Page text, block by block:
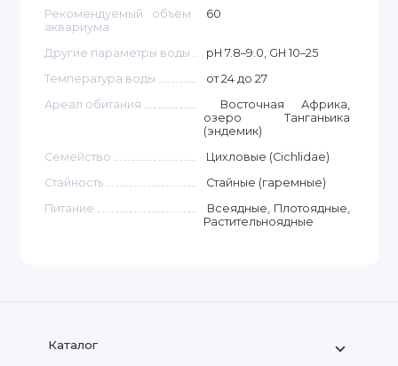
Рекомендуемый объём
аквариума
60
Другие параметры воды
pH 7.8–9.0, GH 10–25
Температура воды
от 24 до 27
Ареал обитания
Восточная Африка,
озеро Танганьика
(эндемик)
Семейство
Цихловые (Cichlidae)
Стайность
Стайные (гаремные)
Питание
Всеядные, Плотоядные,
Растительноядные
Каталог